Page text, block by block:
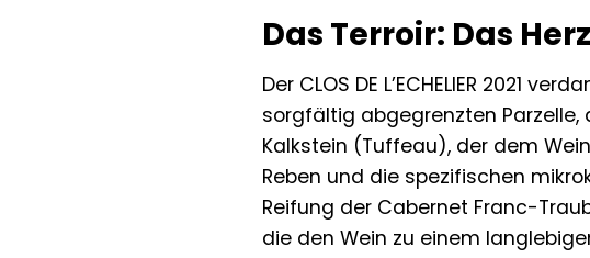
Das Terroir: Das
Der CLOS DE L’ECHELIER 2021
sorgfältig abgegrenzten
Kalkstein (Tuffeau), der dem
Reben und die spezifischen
Reifung der Cabernet Franc-
die den Wein zu einem